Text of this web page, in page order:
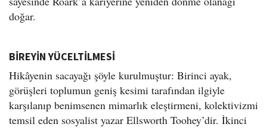
doğar.
BİREYİN YÜCELTİLMESİ
Hikâyenin sacayağı şöyle kurulmuştur: Birinci ayak,
görüşleri toplumun geniş kesimi tarafından ilgiyle
karşılanıp benimsenen mimarlık eleştirmeni, kolektivizmi
temsil eden sosyalist yazar Ellsworth Toohey’dir. İkinci